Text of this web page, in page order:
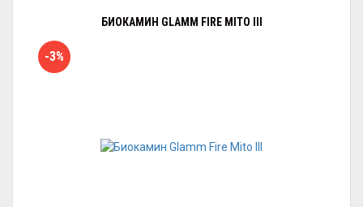
БИОКАМИН GLAMM FIRE MITO III
-3%